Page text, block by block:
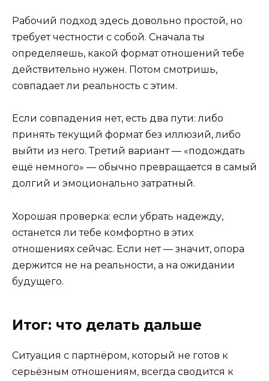
Рабочий подход здесь довольно простой, но
требует честности с собой. Сначала ты
определяешь, какой формат отношений тебе
действительно нужен. Потом смотришь,
совпадает ли реальность с этим.
Если совпадения нет, есть два пути: либо
принять текущий формат без иллюзий, либо
выйти из него. Третий вариант — «подождать
ещё немного» — обычно превращается в самый
долгий и эмоционально затратный.
Хорошая проверка: если убрать надежду,
останется ли тебе комфортно в этих
отношениях сейчас. Если нет — значит, опора
держится не на реальности, а на ожидании
будущего.
Итог: что делать дальше
Ситуация с партнёром, который не готов к
серьёзным отношениям, всегда сводится к